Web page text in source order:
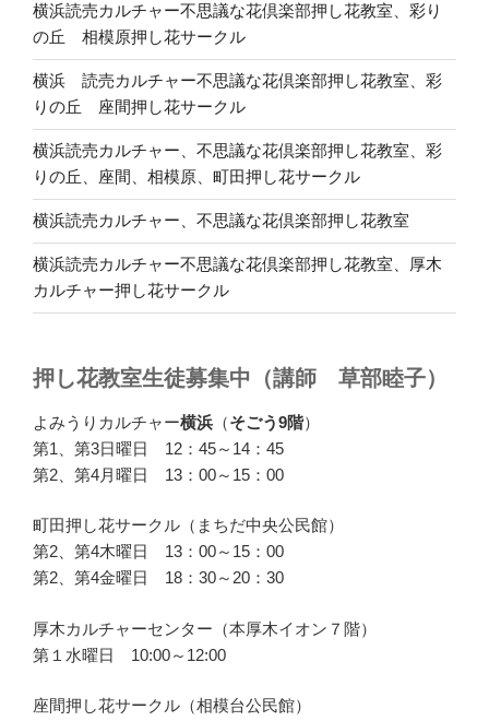
横浜読売カルチャー不思議な花倶楽部押し花教室、彩り
の丘 相模原押し花サークル
横浜 読売カルチャー不思議な花倶楽部押し花教室、彩
りの丘 座間押し花サークル
横浜読売カルチャー、不思議な花倶楽部押し花教室、彩
りの丘、座間、相模原、町田押し花サークル
横浜読売カルチャー、不思議な花倶楽部押し花教室
横浜読売カルチャー不思議な花倶楽部押し花教室、厚木
カルチャー押し花サークル
押し花教室生徒募集中（講師 草部睦子）
よみうりカルチャー横浜 （そごう9階）
第1、第3日曜日 12：45～14：45
第2、第4月曜日 13：00～15：00
町田押し花サークル（まちだ中央公民館）
第2、第4木曜日 13：00～15：00
第2、第4金曜日 18：30～20：30
厚木カルチャーセンター（本厚木イオン７階）
第１水曜日 10:00～12:00
座間押し花サークル（相模台公民館）